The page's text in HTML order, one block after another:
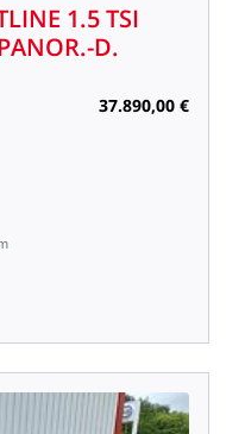
1.5TSI
D.
37.890,00 €